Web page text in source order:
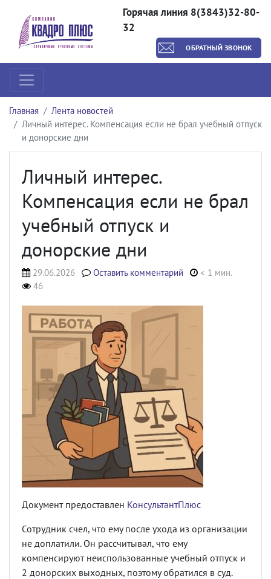
Горячая линия 8(3843)32-80-
32
ОБРАТНЫЙ ЗВОНОК
Главная
Лента новостей
Личный интерес. Компенсация если не брал учебный отпуск
и донорские дни
Личный интерес.
Компенсация если не брал
учебный отпуск и
донорские дни
29.06.2026 Оставить комментарий
< 1 мин.
46
Документ предоставлен КонсультантПлюс
Сотрудник счел, что ему после ухода из организации
не доплатили. Он рассчитывал, что ему
компенсируют неиспользованные учебный отпуск и
2 донорских выходных, поэтому обратился в суд.